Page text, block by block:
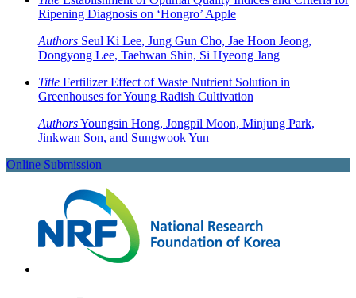
Ripening Diagnosis on ‘Hongro’ Apple
Authors Seul Ki Lee, Jung Gun Cho, Jae Hoon Jeong,
Dongyong Lee, Taehwan Shin, Si Hyeong Jang
Title Fertilizer Effect of Waste Nutrient Solution in
Greenhouses for Young Radish Cultivation
AuthorsYoungsin Hong, Jongpil Moon, Minjung Park,
Jinkwan Son, and Sungwook Yun
Online Submission